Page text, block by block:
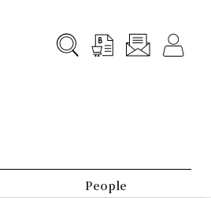
People